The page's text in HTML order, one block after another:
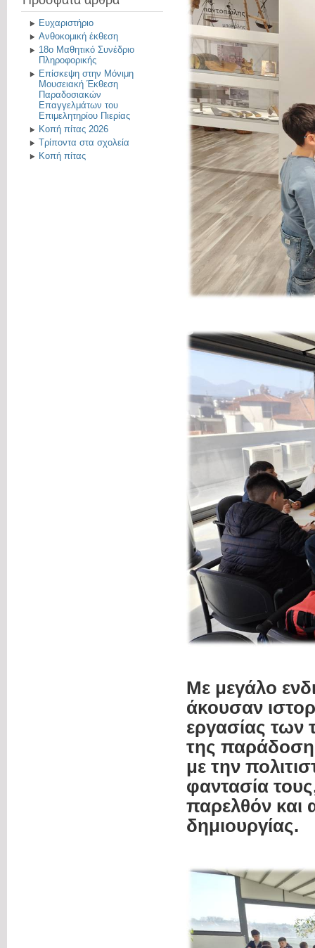
Ευχαριστήριο
Ανθοκομική έκθεση
18ο Μαθητικό Συνέδριο
Πληροφορικής
Επίσκεψη στην Μόνιμη
Μουσειακή Έκθεση
Παραδοσιακών
Επαγγελμάτων του
Επιμελητηρίου Πιερίας
Κοπή πίτας 2026
Τρίποντα στα σχολεία
Κοπή πίτας
Με μεγάλο
άκουσαν
εργασίας των
της
με την
φαντασία
παρελθόν και
δημιουργίας.